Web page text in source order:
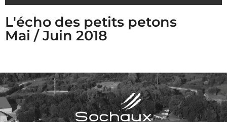
L'écho des petits petons
Mai / Juin 2018